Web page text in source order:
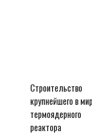
Строительство
крупнейшего в
термоядерного
реактора